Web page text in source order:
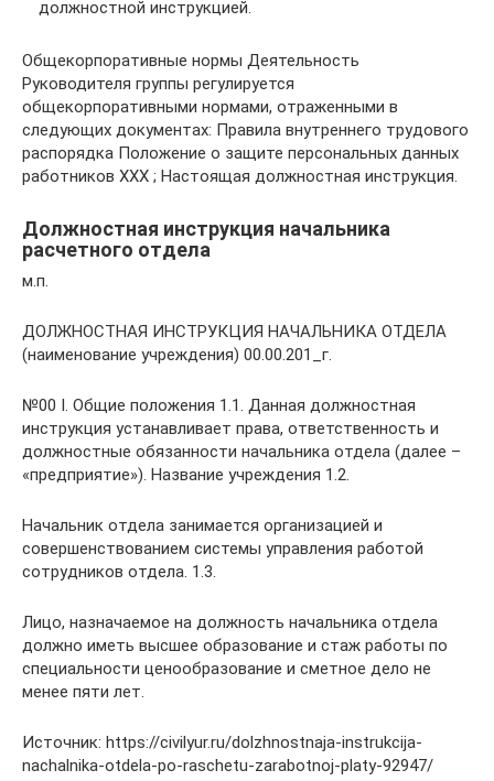
должностной инструкцией.
Общекорпоративные нормы Деятельность
Руководителя группы регулируется
общекорпоративными нормами, отраженными в
следующих документах: Правила внутреннего трудового
распорядка Положение о защите персональных данных
работников XXX ; Настоящая должностная инструкция.
Должностная инструкция начальника
расчетного отдела
м.п.
ДОЛЖНОСТНАЯ ИНСТРУКЦИЯ НАЧАЛЬНИКА ОТДЕЛА
(наименование учреждения) 00.00.201_г.
№00 I. Общие положения 1.1. Данная должностная
инструкция устанавливает права, ответственность и
должностные обязанности начальника отдела (далее –
«предприятие»). Название учреждения 1.2.
Начальник отдела занимается организацией и
совершенствованием системы управления работой
сотрудников отдела. 1.3.
Лицо, назначаемое на должность начальника отдела
должно иметь высшее образование и стаж работы по
специальности ценообразование и сметное дело не
менее пяти лет.
Источник: https://civilyur.ru/dolzhnostnaja-instrukcija-
nachalnika-otdela-po-raschetu-zarabotnoj-platy-92947/